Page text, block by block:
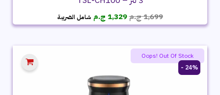
1,699ج.مالسعر
الأصلي
1,699 ج.م.
1,329 ج.م السعر
الحالي
1,329 ج.م.
شامل الضريبة
24% -
Oops! Out Of Stock